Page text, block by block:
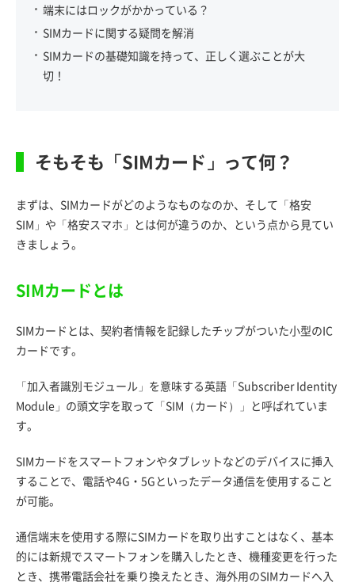
端末にはロックがかかっている？
SIMカードに関する疑問を解消
SIMカードの基礎知識を持って、正しく選ぶことが大
切！
そもそも「SIMカード」って何？
まずは、SIMカードがどのようなものなのか、そして「格安
SIM」や「格安スマホ」とは何が違うのか、という点から見てい
きましょう。
SIMカードとは
SIMカードとは、契約者情報を記録したチップがついた小型のIC
カードです。
「加入者識別モジュール」を意味する英語「Subscriber Identity
Module」の頭文字を取って「SIM（カード）」と呼ばれていま
す。
SIMカードをスマートフォンやタブレットなどのデバイスに挿入
することで、電話や4G・5Gといったデータ通信を使用すること
が可能。
通信端末を使用する際にSIMカードを取り出すことはなく、基本
的には新規でスマートフォンを購入したとき、機種変更を行った
とき、携帯電話会社を乗り換えたとき、海外用のSIMカードへ入